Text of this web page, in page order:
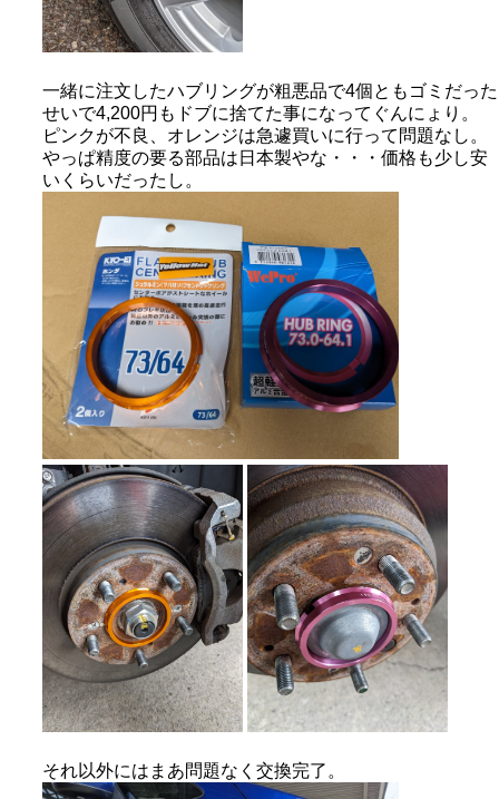
一緒に注文したハブリングが粗悪品で4個ともゴミだった
せいで4,200円もドブに捨てた事になってぐんにょり。
ピンクが不良、オレンジは急遽買いに行って問題なし。
やっぱ精度の要る部品は日本製やな・・・価格も少し安
いくらいだったし。
それ以外にはまあ問題なく交換完了。